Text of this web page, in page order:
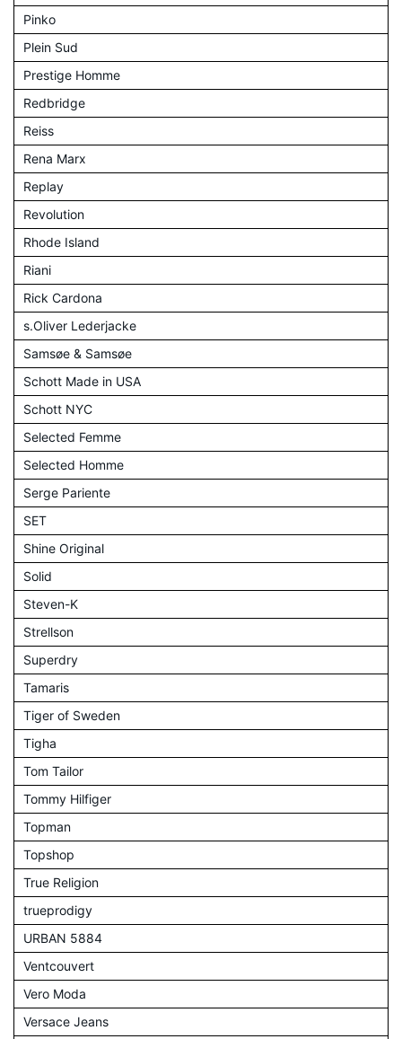
Pinko
Plein Sud
Prestige Homme
Redbridge
Reiss
Rena Marx
Replay
Revolution
Rhode Island
Riani
Rick Cardona
s.Oliver Lederjacke
Samsøe & Samsøe
Schott Made in USA
Schott NYC
Selected Femme
Selected Homme
Serge Pariente
SET
Shine Original
Solid
Steven-K
Strellson
Superdry
Tamaris
Tiger of Sweden
Tigha
Tom Tailor
Tommy Hilfiger
Topman
Topshop
True Religion
trueprodigy
URBAN 5884
Ventcouvert
Vero Moda
Versace Jeans